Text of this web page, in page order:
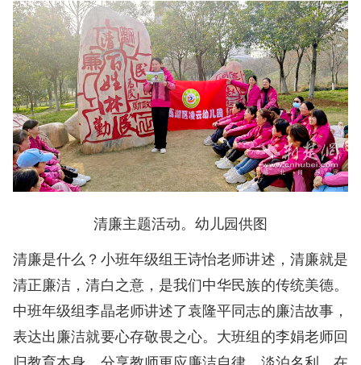
清廉主题活动。幼儿园供图
清廉是什么？小班年级组王诗怡老师讲述，清廉就是
清正廉洁，清白之意，是我们中华民族的传统美德。
中班年级组李晶老师讲述了袁隆平同志的廉洁故事，
表达出廉洁就要心存敬畏之心。大班组的李娟老师回